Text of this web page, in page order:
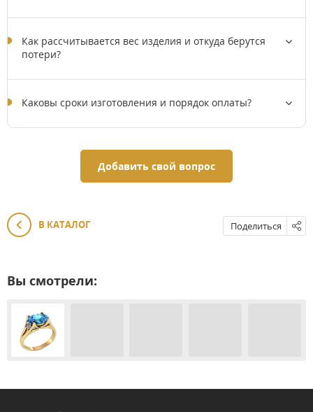
Как рассчитывается вес изделия и откуда берутся
потери?
Каковы сроки изготовления и порядок оплаты?
Добавить свой вопрос
В КАТАЛОГ Поделиться
Вы смотрели: